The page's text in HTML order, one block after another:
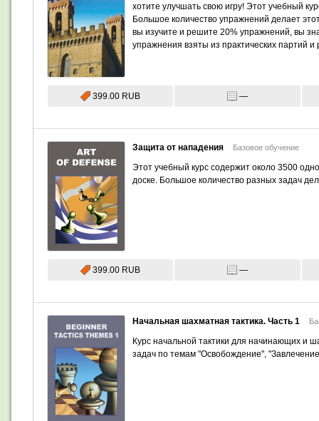
хотите улучшать свою игру! Этот учебный
Большое количество упражнений делает
вы изучите и решите 20% упражнений, вы
упражнения взяты из практических партий
399.00 RUB —
Защита от нападения Базовое обучение
Этот учебный курс содержит около 3500
доске. Большое количество разных задач
399.00 RUB —
Начальная шахматная тактика. Часть 1
Курс начальной тактики для начинающих и
задач по темам "Освобождение",